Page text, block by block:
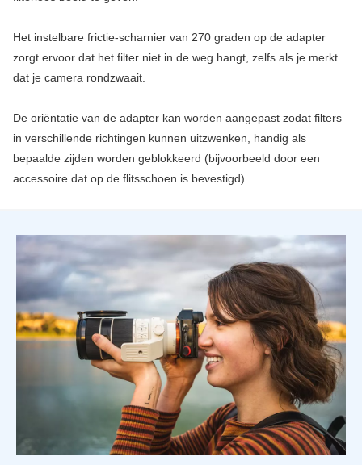
Het instelbare frictie-scharnier van 270 graden op de adapter
zorgt ervoor dat het filter niet in de weg hangt, zelfs als je merkt
dat je camera rondzwaait.
De oriëntatie van de adapter kan worden aangepast zodat filters
in verschillende richtingen kunnen uitzwenken, handig als
bepaalde zijden worden geblokkeerd (bijvoorbeeld door een
accessoire dat op de flitsschoen is bevestigd).